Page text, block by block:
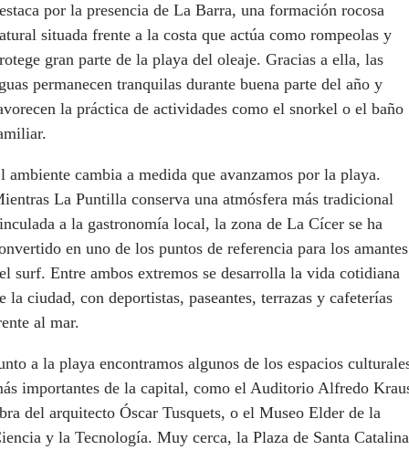
por la presencia de La Barra, una formación rocosa
situada frente a la costa que actúa como rompeolas y
gran parte de la playa del oleaje. Gracias a ella, las
permanecen tranquilas durante buena parte del año y
la práctica de actividades como el snorkel o el baño
ambiente cambia a medida que avanzamos por la playa.
La Puntilla conserva una atmósfera más tradicional
a la gastronomía local, la zona de La Cícer se ha
en uno de los puntos de referencia para los amantes
surf. Entre ambos extremos se desarrolla la vida cotidiana
la ciudad, con deportistas, paseantes, terrazas y cafeterías
al mar.
a la playa encontramos algunos de los espacios
importantes de la capital, como el Auditorio Alfredo
del arquitecto Óscar Tusquets, o el Museo Elder de la
y la Tecnología. Muy cerca, la Plaza de Santa Catalina